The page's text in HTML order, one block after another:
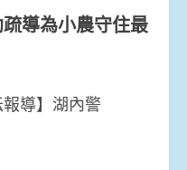
導為小農守住最
報導】湖內警